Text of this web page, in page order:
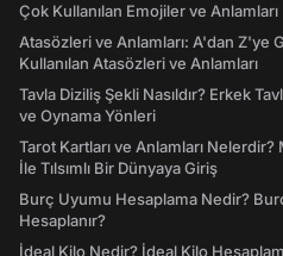
Çok Kullanılan Emojiler ve Anlamları
Atasözleri ve Anlamları: A'dan Z'ye
Kullanılan Atasözleri ve Anlamları
Tavla Diziliş Şekli Nasıldır? Erkek
ve Oynama Yönleri
Tarot Kartları ve Anlamları
İle Tılsımlı Bir Dünyaya Giriş
Burç Uyumu Hesaplama Nedir?
Hesaplanır?
İdeal Kilo Nedir? İdeal Kilo